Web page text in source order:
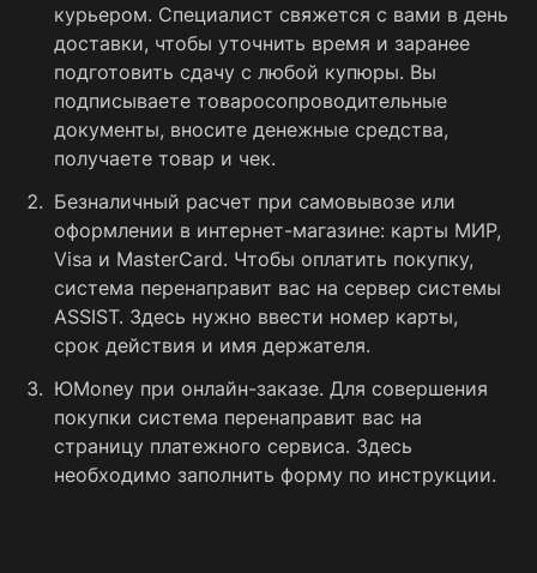
курьером. Специалист свяжется с вами в день
доставки, чтобы уточнить время и заранее
подготовить сдачу с любой купюры. Вы
подписываете товаросопроводительные
документы, вносите денежные средства,
получаете товар и чек.
Безналичный расчет при самовывозе или
оформлении в интернет-магазине: карты МИР,
Visa и MasterCard. Чтобы оплатить покупку,
система перенаправит вас на сервер системы
ASSIST. Здесь нужно ввести номер карты,
срок действия и имя держателя.
ЮMoney при онлайн-заказе. Для совершения
покупки система перенаправит вас на
страницу платежного сервиса. Здесь
необходимо заполнить форму по инструкции.